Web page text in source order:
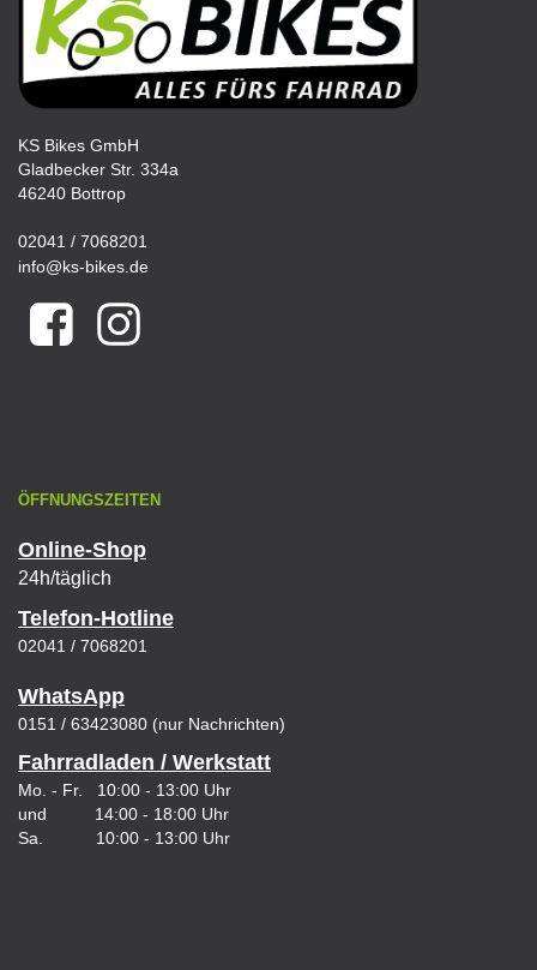
KS Bikes GmbH
Gladbecker Str. 334a
46240 Bottrop
02041 / 7068201
info@ks-bikes.de
ÖFFNUNGSZEITEN
Online-Shop
24h/täglich
Telefon-Hotline
02041 / 7068201
WhatsApp
0151 / 63423080 (nur Nachrichten)
Fahrradladen / Werkstatt
Mo. - Fr. 10:00 - 13:00 Uhr
und 14:00 - 18:00 Uhr
Sa. 10:00 - 13:00 Uhr